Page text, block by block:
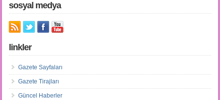
sosyal medya
linkler
Gazete Sayfaları
Gazete Tirajları
Güncel Haberler